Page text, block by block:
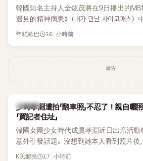
韓國知名主持人全炫茂將在9日播出的
遇見的精神病患》（내가 만난 사이코패스
堪回首的戀愛經歷，自爆曾遭前女友過度
年糕歐巴 16 小時前
廣告
K-POP
少時孝淵遭拍「翻車照」不忍了！親自
「買記者住址」
韓國女團少女時代成員孝淵近日出席活動時
意外引發話題。沒想到她本人看到照片後
而親自把照片放上IG限時動態開玩笑，甚
K氏鄉民 17 小時前